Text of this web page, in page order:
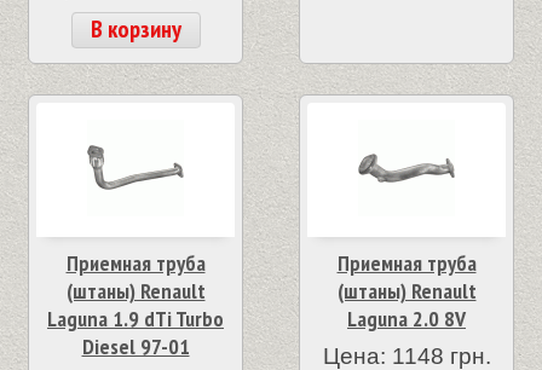
В корзину
Приемная труба
(штаны) Renault
Laguna 1.9 dTi Turbo
Diesel 97-01
Приемная труба
(штаны) Renault
Laguna 2.0 8V
Цена: 1148 грн.